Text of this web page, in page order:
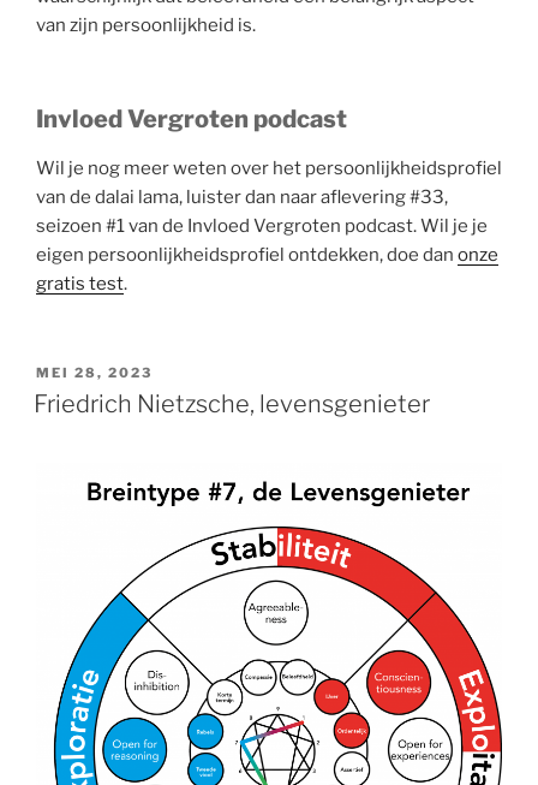
van zijn persoonlijkheid is.
Invloed Vergroten podcast
Wil je nog meer weten over het persoonlijkheidsprofiel
van de dalai lama, luister dan naar aflevering #33,
seizoen #1 van de Invloed Vergroten podcast. Wil je je
eigen persoonlijkheidsprofiel ontdekken, doe dan onze
gratis test.
GEPLAATST
OP
MEI 28, 2023
Friedrich Nietzsche, levensgenieter